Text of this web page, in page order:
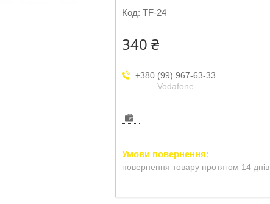
Код: TF-24
340 ₴
+380 (99) 967-63-33
Vodafone
повернення товару протягом 14 днів